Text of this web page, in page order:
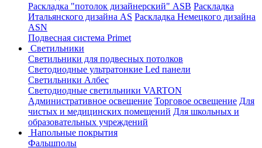
Раскладка "потолок дизайнерский" ASB Раскладка
Итальянского дизайна AS Раскладка Немецкого дизайна
АSN
Подвесная система Primet
Светильники
Светильники для подвесных потолков
Светодиодные ультратонкие Led панели
Светильники Албес
Светодиодные светильники VARTON
Административное освещение Торговое освещение Для
чистых и медицинских помещений Для школьных и
образовательных учреждений
Напольные покрытия
Фальшполы